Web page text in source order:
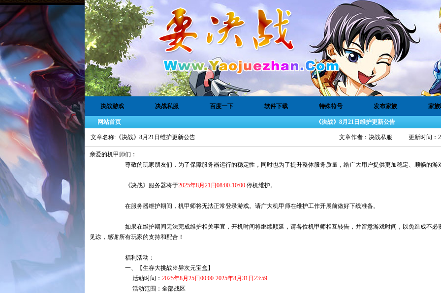
决战游戏 决战私服 百度一下 软件下载 特殊符号 发布家族 家
网站首页 《决战》8月21日维护更新公告
文章名称:《决战》8月21日维护更新公告 文章作者： 决战私服 更新时间：
亲爱的机甲师们 ：
尊敬的玩家朋友们，为了保障服务器运行的稳定性，同时也为了提升整体服务质量，给广大用户提供更加稳定、顺畅的游
《决战》服务器将于2025年8月21日08:00-10:00 停机维护。
在服务器维护期间，机甲师将无法正常登录游戏。请广大机甲师在维护工作开展前做好下线准备。
如果在维护期间无法完成维护相关事宜，开机时间将继续顺延，请各位机甲师相互转告，并留意游戏时间，以免造成不必要
见谅，感谢所有玩家的支持和配合！
福利活动：
一、【生存大挑战※异次元宝盒】
活动时间： 2025年8月25日00:00-2025年8月31日23:59
活动范围：全部战区